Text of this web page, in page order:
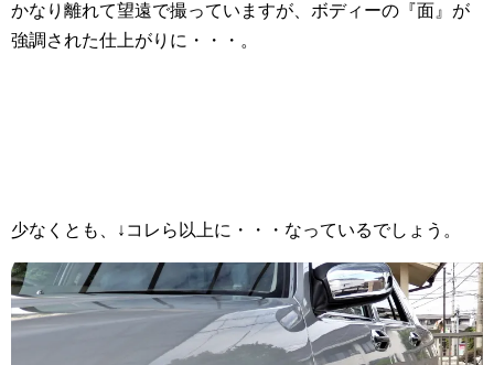
かなり離れて望遠で撮っていますが、ボディーの『面』が
強調された仕上がりに・・・。
少なくとも、↓コレら以上に・・・なっているでしょう。